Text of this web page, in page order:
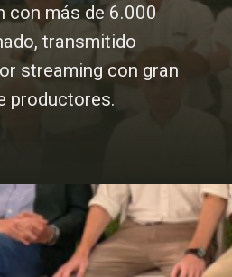
con más de 6.000
transmitido
streaming con gran
productores.
Lehmann fue